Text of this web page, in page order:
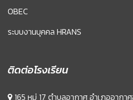
OBEC
ระบบงานบุคคล HRANS
ติดต่อโรงเรียน
165 หมู่ 17 ตำบลอากาศ อำเภออาก